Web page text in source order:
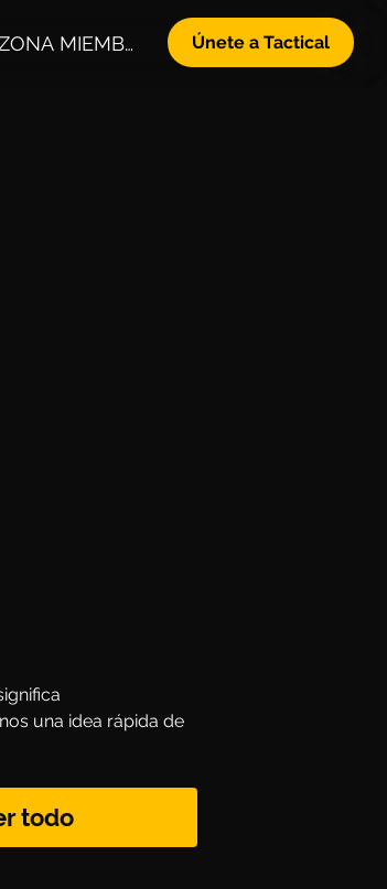
MIEMBROS Únete a Tactical
una idea rápida de
todo